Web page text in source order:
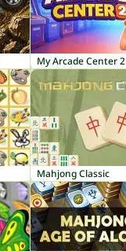
My Arcade Center 2
Mahjong Classic